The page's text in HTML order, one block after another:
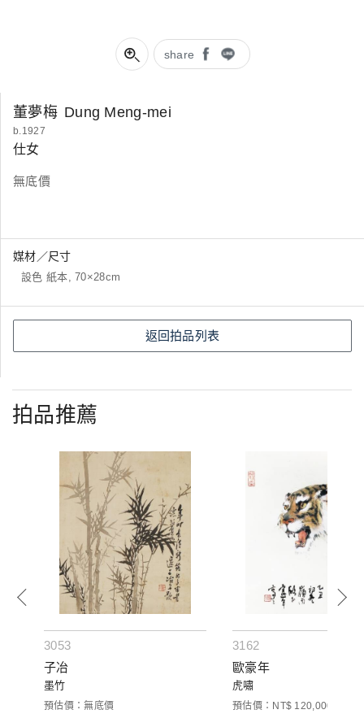
share
董夢梅 Dung Meng-mei
b.1927
仕女
無底價
媒材／尺寸
設色 紙本, 70×28cm
返回拍品列表
拍品推薦
3053
子冶
墨竹
預估價：無底價
3162
歐豪年
虎嘯
預估價：NT$ 120,000-